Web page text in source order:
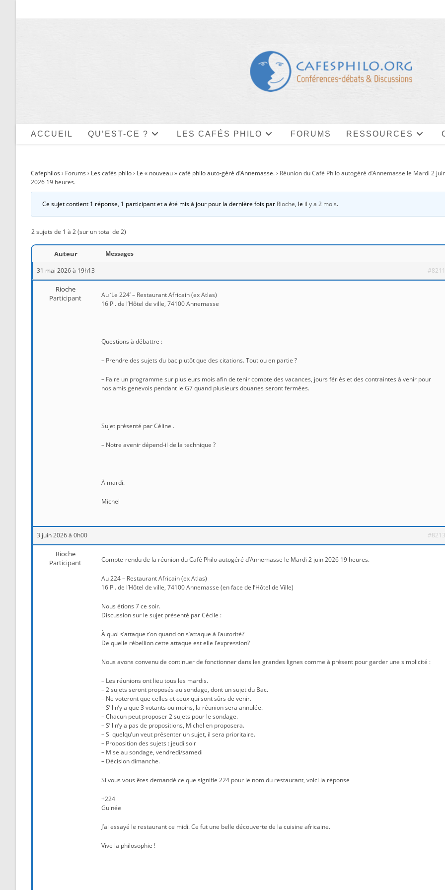
ACCUEIL QU’EST-CE ? LES CAFÉS PHILO FORUMS RESSOURCES
Cafephilos › Forums › Les cafés philo› Le « nouveau » café philo auto-géré d’Annemasse.› Réunion du Café Philo autogéré d’Annemasse le Mardi 2
2026 19 heures.
Ce sujet contient 1 réponse, 1 participant et a été mis à jour pour la dernière fois par Rioche, le il y a 2 mois.
2 sujets de 1 à 2 (sur un total de 2)
Auteur
Messages
31 mai 2026 à 19h13
Rioche
Participant
Au ‘Le 224’ – Restaurant Africain (ex Atlas)
16 Pl. de l’Hôtel de ville, 74100 Annemasse
Questions à débattre :
– Prendre des sujets du bac plutôt que des citations. Tout ou en partie ?
– Faire un programme sur plusieurs mois afin de tenir compte des vacances, jours fériés et des contraintes à venir pour
nos amis genevois pendant le G7 quand plusieurs douanes seront fermées.
Sujet présenté par Céline .
– Notre avenir dépend-il de la technique ?
À mardi.
Michel
3 juin 2026 à 0h00
Rioche
Participant
Compte-rendu de la réunion du Café Philo autogéré d’Annemasse le Mardi 2 juin 2026 19 heures.
Au 224 – Restaurant Africain (ex Atlas)
16 Pl. de l’Hôtel de ville, 74100 Annemasse (en face de l’Hôtel de Ville)
Nous étions 7 ce soir.
Discussion sur le sujet présenté par Cécile :
À quoi s’attaque t’on quand on s’attaque à l’autorité?
De quelle rébellion cette attaque est elle l’expression?
Nous avons convenu de continuer de fonctionner dans les grandes lignes comme à présent pour garder une simplicité :
– Les réunions ont lieu tous les mardis.
– 2 sujets seront proposés au sondage, dont un sujet du Bac.
– Ne voteront que celles et ceux qui sont sûrs de venir.
– S’il n’y a que 3 votants ou moins, la réunion sera annulée.
– Chacun peut proposer 2 sujets pour le sondage.
– S’il n’y a pas de propositions, Michel en proposera.
– Si quelqu’un veut présenter un sujet, il sera prioritaire.
– Proposition des sujets : jeudi soir
– Mise au sondage, vendredi/samedi
– Décision dimanche.
Si vous vous êtes demandé ce que signifie 224 pour le nom du restaurant, voici la réponse
+224
Guinée
J’ai essayé le restaurant ce midi. Ce fut une belle découverte de la cuisine africaine.
Vive la philosophie !